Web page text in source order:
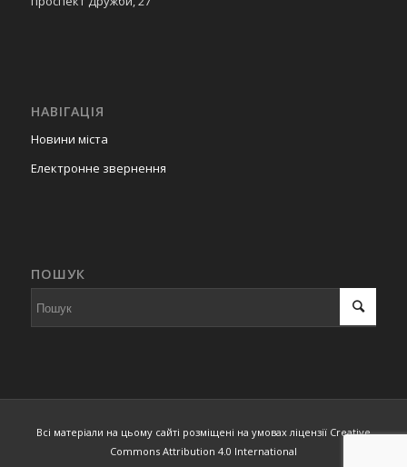
НАВІГАЦІЯ
Новини міста
Електронне звернення
ПОШУК
Всі матеріали на цьому сайті розміщені на умовах ліцензії Creative
Commons Attribution 4.0 International